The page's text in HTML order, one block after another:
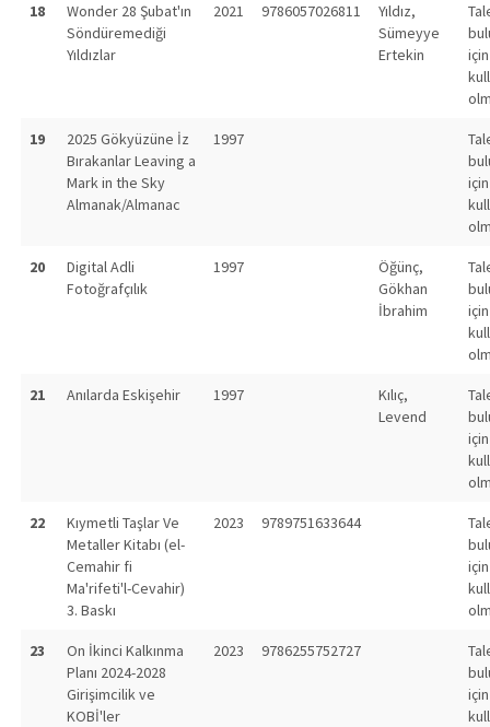
18
Wonder 28 Şubat'ın
Söndüremediği
Yıldızlar
2021 9786057026811
Yıldız,
Sümeyye
Ertekin
19
2025 Gökyüzüne İz
Bırakanlar Leaving a
Mark in the Sky
Almanak/Almanac
1997
20
Digital Adli
Fotoğrafçılık
1997
Öğünç,
Gökhan
İbrahim
21 Anılarda Eskişehir 1997
Kılıç,
Levend
22
Kıymetli Taşlar Ve
Metaller Kitabı (el-
Cemahir fi
Ma'rifeti'l-Cevahir)
3. Baskı
2023 9789751633644
23
On İkinci Kalkınma
Planı 2024-2028
Girişimcilik ve
KOBİ'ler
2023 9786255752727